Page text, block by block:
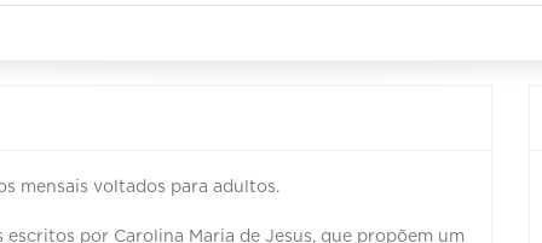
mensais voltados para adultos.
por Carolina Maria de Jesus, que propõem um